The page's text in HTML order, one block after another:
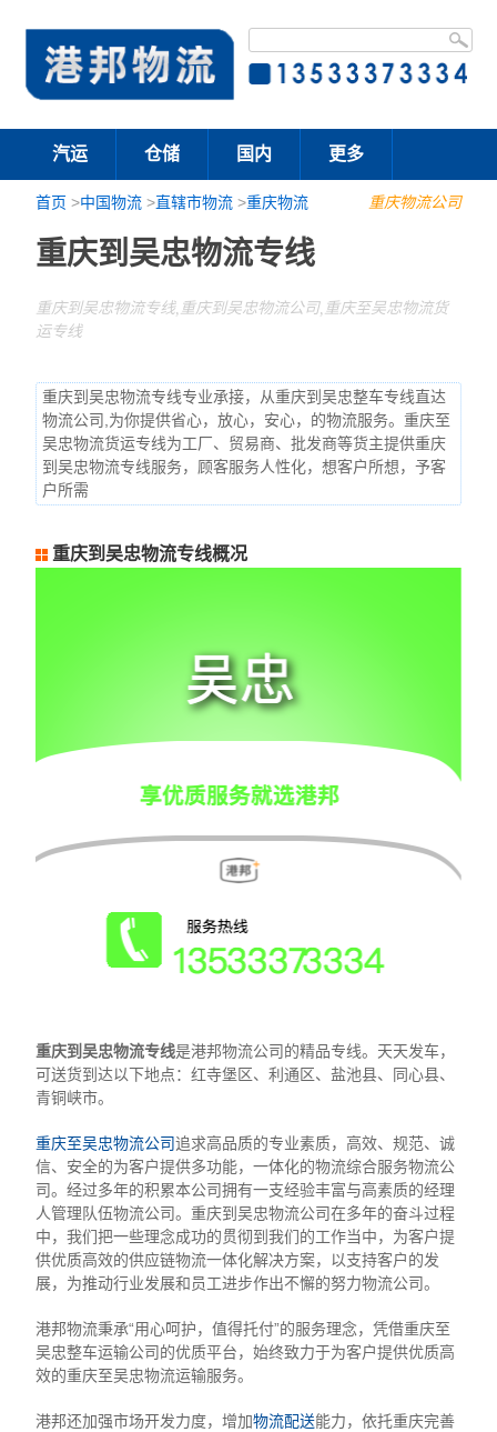
汽运 仓储 国内 更多
重庆物流公司
首页 >中国物流 >直辖市物流 >重庆物流
重庆到吴忠物流专线
重庆到吴忠物流专线,重庆到吴忠物流公司,重庆至吴忠物流货
运专线
重庆到吴忠物流专线专业承接，从重庆到吴忠整车专线直达
物流公司,为你提供省心，放心，安心，的物流服务。重庆至
吴忠物流货运专线为工厂、贸易商、批发商等货主提供重庆
到吴忠物流专线服务，顾客服务人性化，想客户所想，予客
户所需
重庆到吴忠物流专线概况
重庆到吴忠物流专线是港邦物流公司的精品专线。天天发车，
可送货到达以下地点：红寺堡区、利通区、盐池县、同心县、
青铜峡市。
重庆至吴忠物流公司追求高品质的专业素质，高效、规范、诚
信、安全的为客户提供多功能，一体化的物流综合服务物流公
司。经过多年的积累本公司拥有一支经验丰富与高素质的经理
人管理队伍物流公司。重庆到吴忠物流公司在多年的奋斗过程
中，我们把一些理念成功的贯彻到我们的工作当中，为客户提
供优质高效的供应链物流一体化解决方案，以支持客户的发
展，为推动行业发展和员工进步作出不懈的努力物流公司。
港邦物流秉承“用心呵护，值得托付”的服务理念，凭借重庆至
吴忠整车运输公司的优质平台，始终致力于为客户提供优质高
效的重庆至吴忠物流运输服务。
港邦还加强市场开发力度，增加物流配送能力，依托重庆完善